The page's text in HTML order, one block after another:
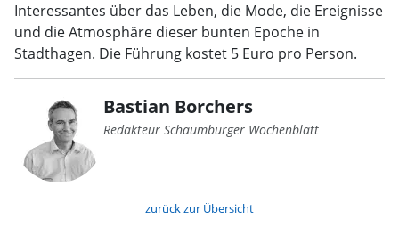
Interessantes über das Leben, die Mode, die Ereignisse
und die Atmosphäre dieser bunten Epoche in
Stadthagen. Die Führung kostet 5 Euro pro Person.
Bastian Borchers
Redakteur Schaumburger Wochenblatt
zurück zur Übersicht